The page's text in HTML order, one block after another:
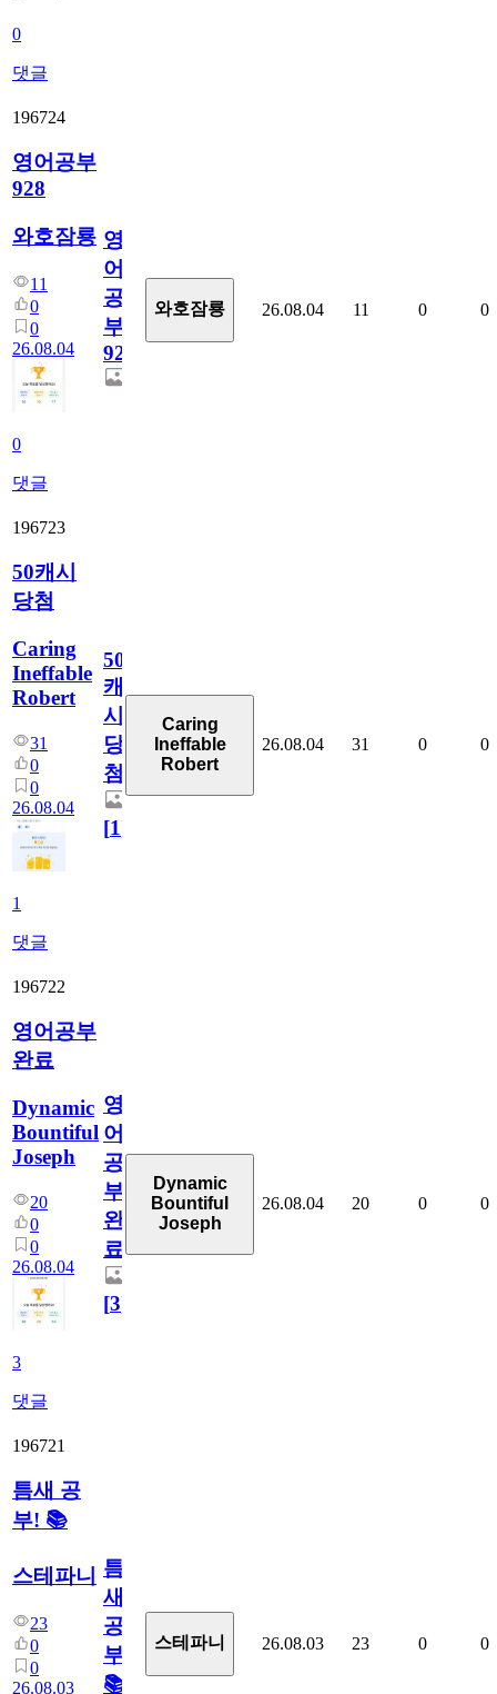
0
댓글
196724
영어공부
928
와호잠룡
11
0
0
26.08.04
0
댓글
영
어
공
부
928
와호잠룡 26.08.04 11 0 0
196723
50캐시
당첨
Caring
Ineffable
Robert
31
0
0
26.08.04
1
댓글
50
캐
시
당
첨
[1]
Caring
Ineffable
Robert
26.08.04 31 0 0
196722
영어공부
완료
Dynamic
Bountiful
Joseph
20
0
0
26.08.04
3
댓글
영
어
공
부
완
료
[3]
Dynamic
Bountiful
Joseph
26.08.04 20 0 0
196721
틈새 공
부! 📚
스테파니
23
0
0
26.08.03
틈
새
공
부!
📚
스테파니 26.08.03 23 0 0